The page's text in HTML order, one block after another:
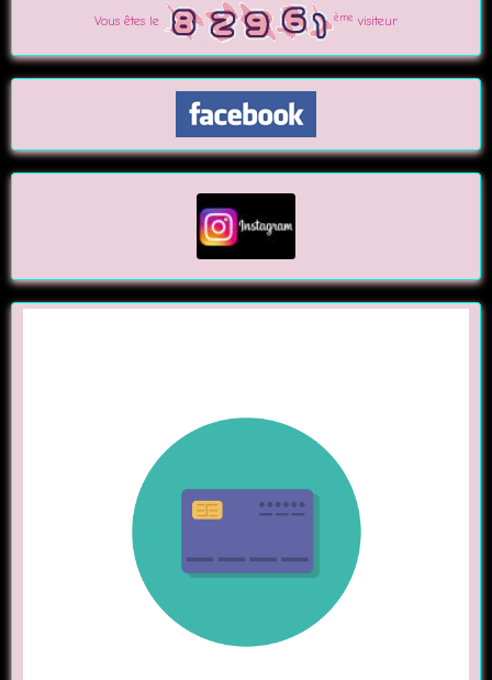
Vous êtes le ème visiteur